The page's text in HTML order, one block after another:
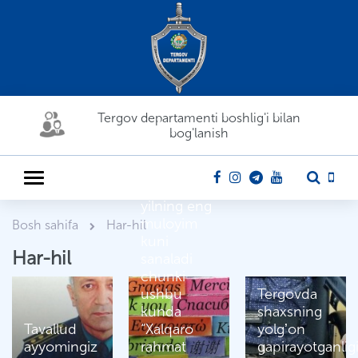
Tergov departamenti boshlig'i bilan
bog'lanish
Bosh sahifa Har-hil
Har-hil
Tavallud
ayyomingiz
yilning eng
muloyim
chunki
ushbu
kunda
“Хalqaro
rahmat
Tergovda
shaxsning
yolgʼon